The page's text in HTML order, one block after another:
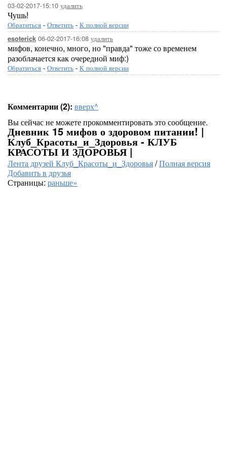
03-02-2017-15:10 удалить
Чушь!
Обратиться - Ответить - К полной версии
esoterick 06-02-2017-16:08 удалить
мифов, конечно, много, но "правда" тоже со временем
разоблачается как очередной миф:)
Обратиться - Ответить - К полной версии
Комментарии (2): вверх^
Вы сейчас не можете прокомментировать это сообщение.
Дневник 15 мифов о здоровом питании! |
Клуб_Красоты_и_Здоровья - КЛУБ
КРАСОТЫ И ЗДОРОВЬЯ |
Лента друзей Клуб_Красоты_и_Здоровья/Полная версия
Добавить в друзья
Страницы: раньше»